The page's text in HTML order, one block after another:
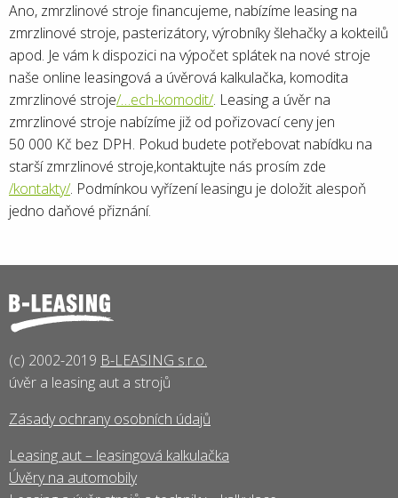
Ano, zmrzlinové stroje financujeme, nabízíme leasing na
zmrzlinové stroje, pasterizátory, výrobníky šlehačky a kokteilů
apod. Je vám k dispozici na výpočet splátek na nové stroje
naše online leasingová a úvěrová kalkulačka, komodita
zmrzlinové stroje/…ech-komodit/. Leasing a úvěr na
zmrzlinové stroje nabízíme již od pořizovací ceny jen
50 000 Kč bez DPH. Pokud budete potřebovat nabídku na
starší zmrzlinové stroje,kontaktujte nás prosím zde
/kontakty/. Podmínkou vyřízení leasingu je doložit alespoň
jedno daňové přiznání.
(c) 2002-2019 B-LEASING s.r.o.
úvěr a leasing aut a strojů
Zásady ochrany osobních údajů
Leasing aut – leasingová kalkulačka
Úvěry na automobily